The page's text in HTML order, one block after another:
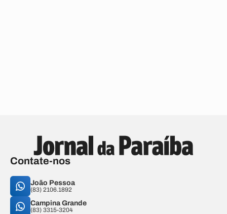
Contate-nos
João Pessoa
(83) 2106.1892
Campina Grande
(83) 3315-3204